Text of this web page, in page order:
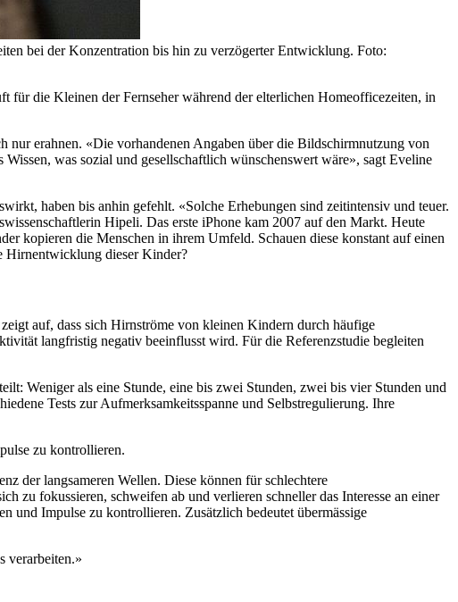
bei der Konzentration bis hin zu verzögerter Entwicklung. Foto:
die Kleinen der Fernseher während der elterlichen Homeofficezeiten, in
erahnen. «Die vorhandenen Angaben über die Bildschirmnutzung von
was sozial und gesellschaftlich wünschenswert wäre», sagt Eveline
haben bis anhin gefehlt. «Solche Erhebungen sind zeitintensiv und teuer.
Hipeli. Das erste iPhone kam 2007 auf den Markt. Heute
kopieren die Menschen in ihrem Umfeld. Schauen diese konstant auf einen
Hirnentwicklung dieser Kinder?
auf, dass sich Hirnströme von kleinen Kindern durch häufige
langfristig negativ beeinflusst wird. Für die Referenzstudie begleiten
Weniger als eine Stunde, eine bis zwei Stunden, zwei bis vier Stunden und
Tests zur Aufmerksamkeitsspanne und Selbstregulierung. Ihre
zu kontrollieren.
der langsameren Wellen. Diese können für schlechtere
zu fokussieren, schweifen ab und verlieren schneller das Interesse an einer
und Impulse zu kontrollieren. Zusätzlich bedeutet übermässige
verarbeiten.»